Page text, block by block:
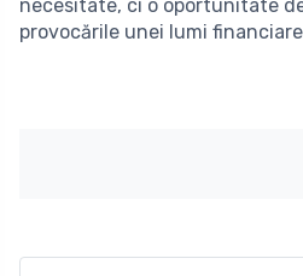
necesitate, ci o oportunitate
provocările unei lumi